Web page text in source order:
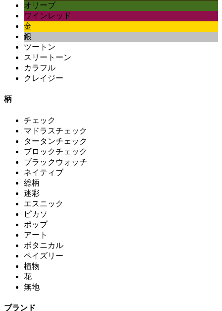
オリーブ
ワインレッド
金
銀
ツートン
スリートーン
カラフル
クレイジー
柄
チェック
マドラスチェック
タータンチェック
ブロックチェック
ブラックウォッチ
ネイティブ
総柄
迷彩
エスニック
ピカソ
ポップ
アート
ボタニカル
ペイズリー
植物
花
無地
ブランド